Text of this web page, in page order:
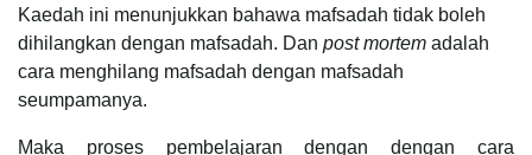
Kaedah ini menunjukkan bahawa mafsadah tidak boleh
dihilangkan dengan mafsadah. Dan post mortem adalah
cara menghilang mafsadah dengan mafsadah
seumpamanya.
Maka proses pembelajaran dengan dengan cara